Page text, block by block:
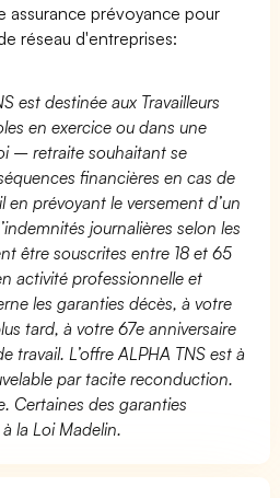
assurance prévoyance pour
réseau d'entreprises:
est destinée aux Travailleurs
en exercice ou dans une
– retraite souhaitant se
financières en cas de
en prévoyant le versement d’un
journalières selon les
être souscrites entre 18 et 65
activité professionnelle et
les garanties décès, à votre
tard, à votre 67e anniversaire
travail. L’offre ALPHA TNS est à
par tacite reconduction.
Certaines des garanties
la Loi Madelin.